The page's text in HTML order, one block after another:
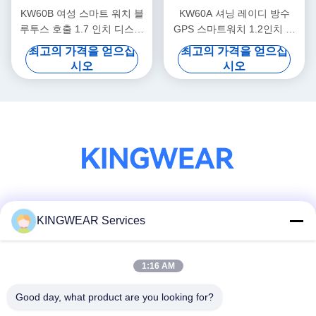
KW60B 여성 스마트 워치 블
루투스 호출 1.7 인치 디스플
레이 스마트 워치 방수
최고의 가격을 얻으십
시오
KW60A 셔닝 레이디 방수
GPS 스마트워치 1.2인치 디
스플레이 스마트워치
AMOLED
최고의 가격을 얻으십
시오
소셜 미디어
전화
KINGWEAR Services
1:16 AM
Good day, what product are you looking for?